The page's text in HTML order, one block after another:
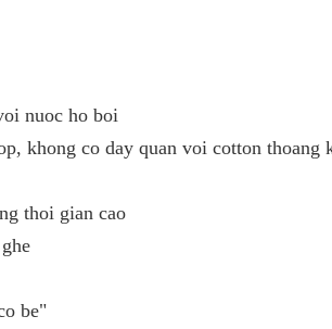
nuoc ho boi
khong co day quan voi cotton thoang
thoi gian cao
be"